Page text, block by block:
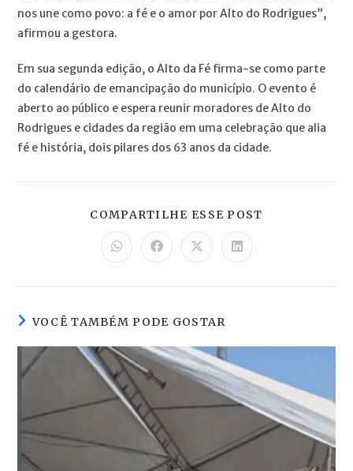
nos une como povo: a fé e o amor por Alto do Rodrigues”,
afirmou a gestora.
Em sua segunda edição, o Alto da Fé firma-se como parte
do calendário de emancipação do município. O evento é
aberto ao público e espera reunir moradores de Alto do
Rodrigues e cidades da região em uma celebração que alia
fé e história, dois pilares dos 63 anos da cidade.
COMPARTILHE ESSE POST
Abre
em
nova
Abre
em
nova
Abre
em
nova
Abre
em
nova
VOCÊ TAMBÉM PODE GOSTAR